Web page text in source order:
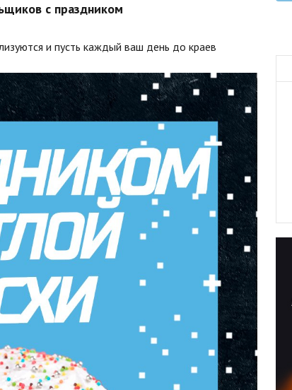
с праздником
и пусть каждый ваш день до краев